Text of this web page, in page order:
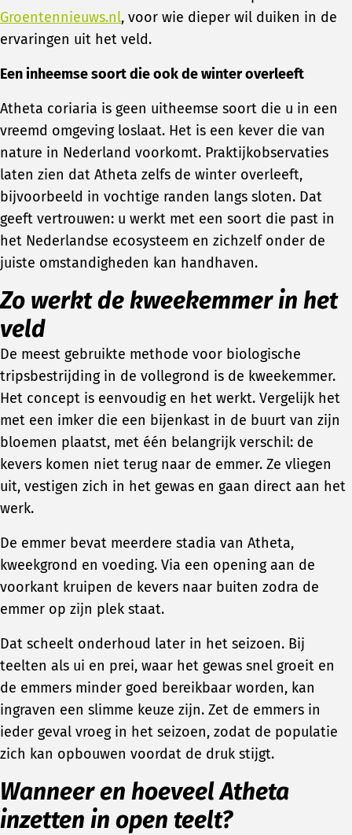
Groentennieuws.nl, voor wie dieper wil duiken in de
ervaringen uit het veld.
Een inheemse soort die ook de winter overleeft
Atheta coriaria is geen uitheemse soort die u in een
vreemd omgeving loslaat. Het is een kever die van
nature in Nederland voorkomt. Praktijkobservaties
laten zien dat Atheta zelfs de winter overleeft,
bijvoorbeeld in vochtige randen langs sloten. Dat
geeft vertrouwen: u werkt met een soort die past in
het Nederlandse ecosysteem en zichzelf onder de
juiste omstandigheden kan handhaven.
Zo werkt de kweekemmer in het
veld
De meest gebruikte methode voor biologische
tripsbestrijding in de vollegrond is de kweekemmer.
Het concept is eenvoudig en het werkt. Vergelijk het
met een imker die een bijenkast in de buurt van zijn
bloemen plaatst, met één belangrijk verschil: de
kevers komen niet terug naar de emmer. Ze vliegen
uit, vestigen zich in het gewas en gaan direct aan het
werk.
De emmer bevat meerdere stadia van Atheta,
kweekgrond en voeding. Via een opening aan de
voorkant kruipen de kevers naar buiten zodra de
emmer op zijn plek staat.
Dat scheelt onderhoud later in het seizoen. Bij
teelten als ui en prei, waar het gewas snel groeit en
de emmers minder goed bereikbaar worden, kan
ingraven een slimme keuze zijn. Zet de emmers in
ieder geval vroeg in het seizoen, zodat de populatie
zich kan opbouwen voordat de druk stijgt.
Wanneer en hoeveel Atheta
inzetten in open teelt?